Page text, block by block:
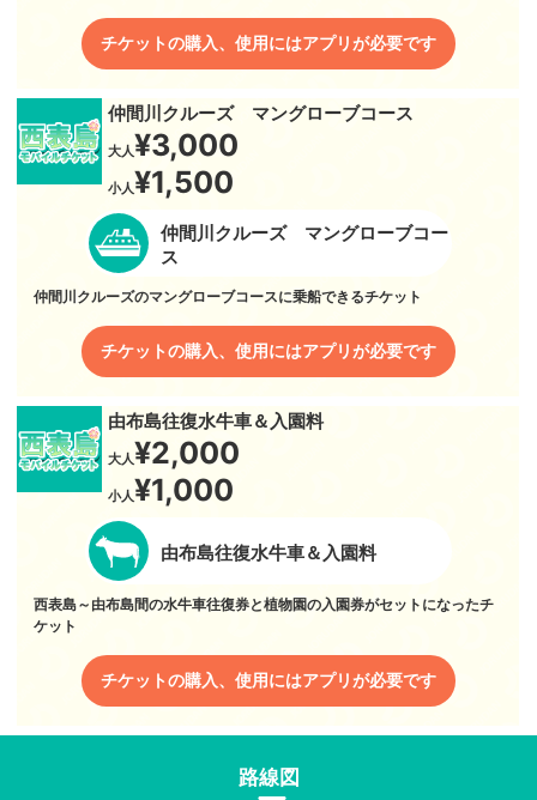
チケットの購入、使用にはアプリが必要です
仲間川クルーズ マングローブコース
大人¥3,000
小人¥1,500
仲間川クルーズ マングローブコー
ス
仲間川クルーズのマングローブコースに乗船できるチケット
チケットの購入、使用にはアプリが必要です
由布島往復水牛車＆入園料
大人¥2,000
小人¥1,000
由布島往復水牛車＆入園料
西表島～由布島間の水牛車往復券と植物園の入園券がセットになったチ
ケット
チケットの購入、使用にはアプリが必要です
路線図